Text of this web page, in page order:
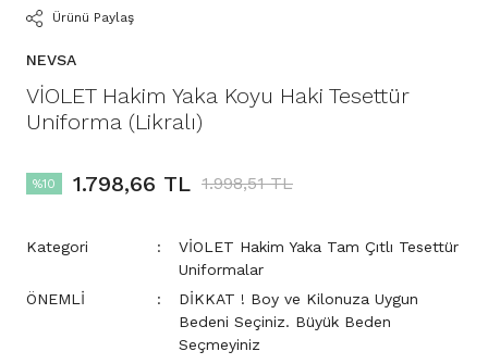
Ürünü Paylaş
NEVSA
VİOLET Hakim Yaka Koyu Haki Tesettür
Uniforma (Likralı)
%10 1.798,66 TL 1.998,51 TL
Kategori
VİOLET Hakim Yaka Tam Çıtlı Tesettür
Uniformalar
ÖNEMLİ
DİKKAT ! Boy ve Kilonuza Uygun
Bedeni Seçiniz. Büyük Beden
Seçmeyiniz